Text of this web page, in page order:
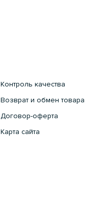
Контроль качества
Возврат и обмен товара
Договор-оферта
Карта сайта